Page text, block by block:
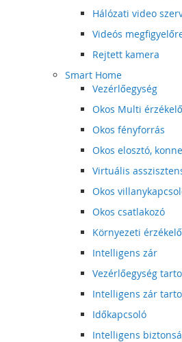
Hálózati video
Videós
Rejtett kamera
Smart Home
Vezérlőegység
Okos Multi érzékelő
Okos fényforrás
Okos elosztó,
Virtuális
Okos
Okos csatlakozó
Környezeti érzékelő
Intelligens zár
Vezérlőegység
Intelligens zár
Időkapcsoló
Intelligens